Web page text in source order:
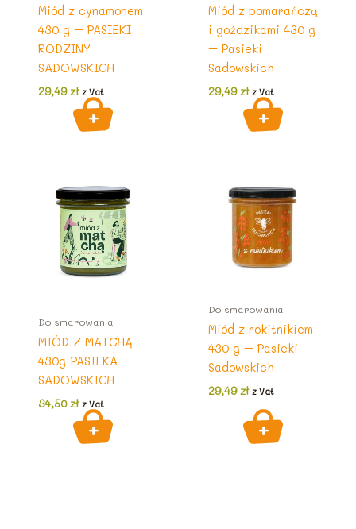
Miód z cynamonem
430 g – PASIEKI
RODZINY
SADOWSKICH
29,49zł z Vat
Miód z pomarańczą
i goździkami 430 g
– Pasieki
Sadowskich
29,49zł z Vat
Do smarowania
MIÓD Z MATCHĄ
430g-PASIEKA
SADOWSKICH
34,50zł z Vat
Do smarowania
Miód z rokitnikiem
430 g – Pasieki
Sadowskich
29,49zł z Vat